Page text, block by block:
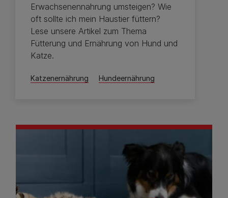
Erwachsenennahrung umsteigen? Wie
oft sollte ich mein Haustier füttern?
Lese unsere Artikel zum Thema
Fütterung und Ernährung von Hund und
Katze.
Katzenernährung Hundeernährung